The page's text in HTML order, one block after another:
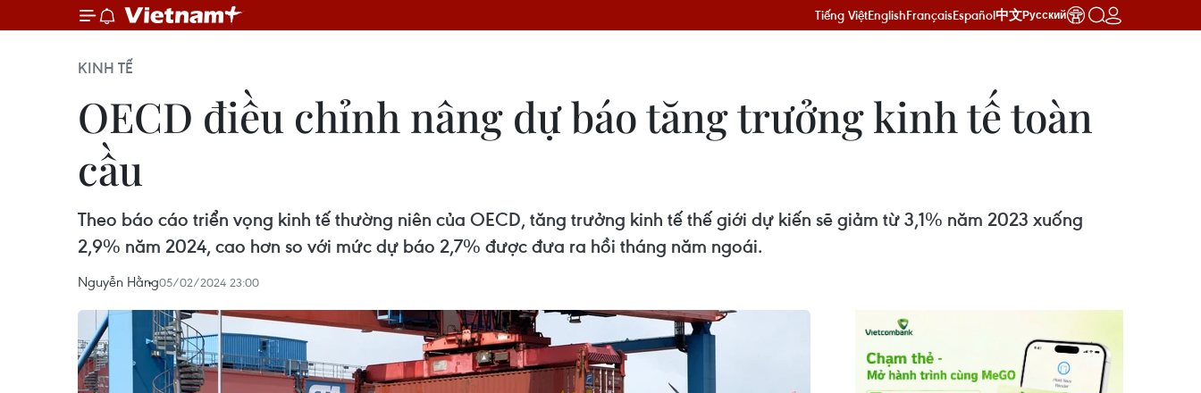
Tiếng ViệtEnglishFrançaisEspañol中文Русский
KINH TẾ
OECD điều chỉnh nâng dự báo tăng trưởng kinh tế toàn
cầu
Theo báo cáo triển vọng kinh tế thường niên của OECD, tăng trưởng kinh tế thế giới dự kiến sẽ giảm từ 3,1% năm 2023 xuống
2,9% năm 2024, cao hơn so với mức dự báo 2,7% được đưa ra hồi tháng năm ngoái.
Nguyễn Hằng05/02/2024 23:00